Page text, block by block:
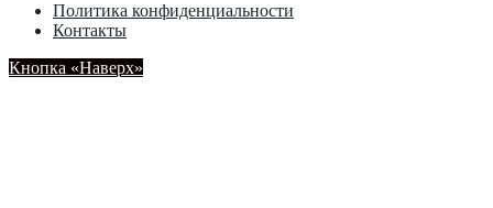
Политика конфиденциальности
Контакты
Кнопка «Наверх»